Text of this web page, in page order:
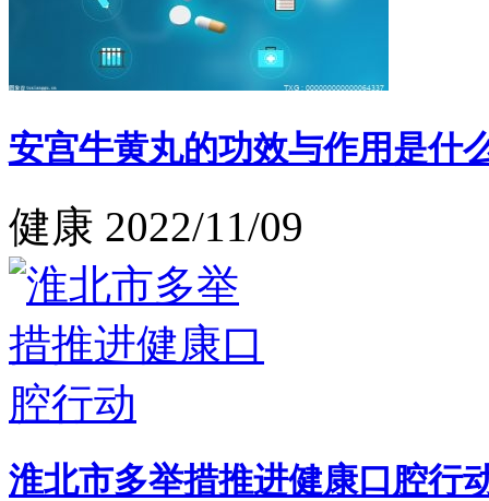
安宫牛黄丸的功效与作用是什
健康 2022/11/09
淮北市多举措推进健康口腔行